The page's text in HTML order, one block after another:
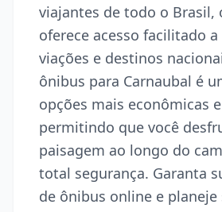
viajantes de todo o Brasil,
oferece acesso facilitado a
viações e destinos
ônibus para Carnaubal é
opções mais econômicas
permitindo que você
paisagem ao longo do
total segurança. Garanta
de ônibus online e